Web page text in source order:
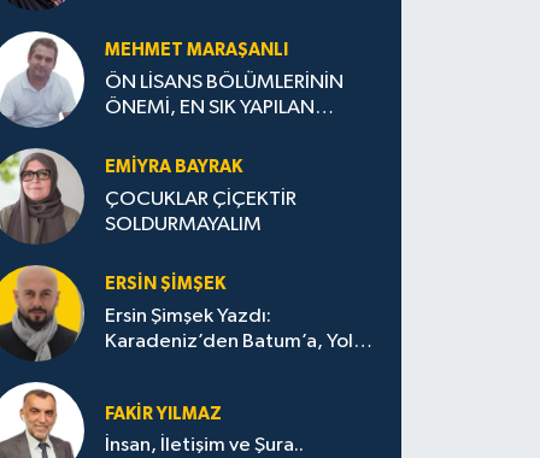
MEHMET MARAŞANLI
ÖN LİSANS BÖLÜMLERİNİN
ÖNEMİ, EN SIK YAPILAN
STRATEJİLERİ
EMIYRA BAYRAK
ÇOCUKLAR ÇİÇEKTİR
SOLDURMAYALIM
ERSIN ŞIMŞEK
Ersin Şimşek Yazdı:
Karadeniz’den Batum’a, Yolun
FAKIR YILMAZ
İnsan, İletişim ve Şura..